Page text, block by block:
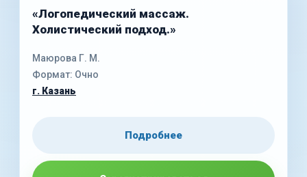
«Логопедический массаж.
Холистический подход.»
Маюрова Г. М.
Формат: Очно
г. Казань
Подробнее